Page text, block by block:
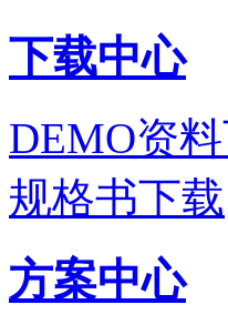
下载中心
DEMO资
规格书下载
方案中心